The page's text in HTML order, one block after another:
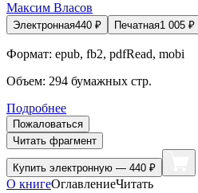
Максим Власов
Электронная440 ₽ Печатная1 005 ₽
Формат: epub, fb2, pdfRead, mobi
Объем: 294 бумажных стр.
Подробнее
Пожаловаться
Читать фрагмент
Купить электронную — 440 ₽
О книгеОглавлениеЧитать